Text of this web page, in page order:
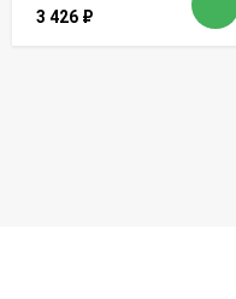
3 426 ₽